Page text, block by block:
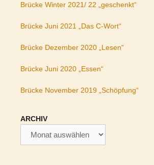
Brücke Winter 2021/ 22 „geschenkt“
Brücke Juni 2021 „Das C-Wort“
Brücke Dezember 2020 „Lesen“
Brücke Juni 2020 „Essen“
Brücke November 2019 „Schöpfung“
ARCHIV